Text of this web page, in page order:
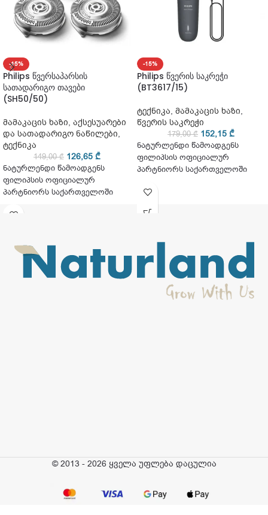
-15%
Philips წვერსაპარსის
სათადარიგო თავები
(SH50/50)
მამაკაცის ხაზი, აქსესუარები
და სათადარიგო ნაწილები,
ტექნიკა
149,00₾ 126,65 ₾
ნატურლენდი წამოადგენს
ფილიპსის ოფიციალურ
პარტნიორს საქართველოში
-15%
Philips წვერის საკრეჭი
(BT3617/15)
ტექნიკა, მამაკაცის ხაზი,
წვერის საკრეჭი
179,00₾ 152,15 ₾
ნატურლენდი წამოადგენს
ფილიპსის ოფიციალურ
პარტნიორს საქართველოში
© 2013 - 2026 ყველა უფლება დაცულია